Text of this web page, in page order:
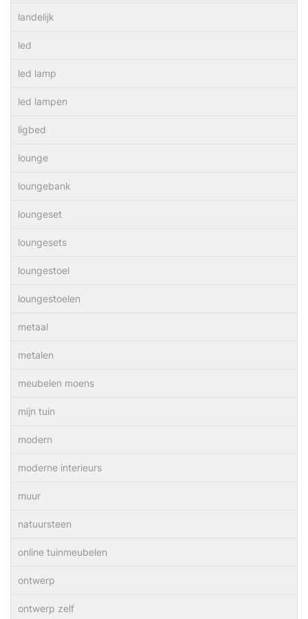
landelijk
led
led lamp
led lampen
ligbed
lounge
loungebank
loungeset
loungesets
loungestoel
loungestoelen
metaal
metalen
meubelen moens
mijn tuin
modern
moderne interieurs
muur
natuursteen
online tuinmeubelen
ontwerp
ontwerp zelf